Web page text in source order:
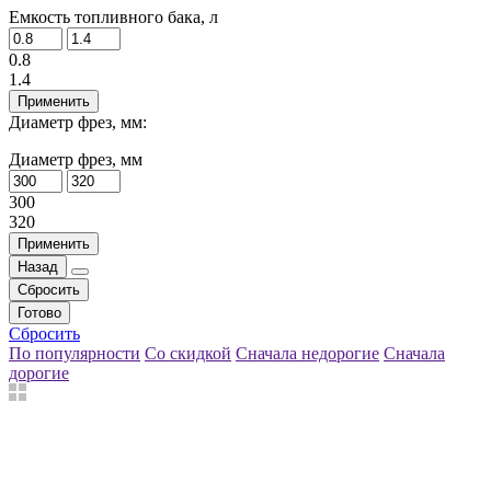
Емкость топливного бака, л
0.8
1.4
Применить
Диаметр фрез, мм:
Диаметр фрез, мм
300
320
Применить
Назад
Сбросить
Готово
Сбросить
По популярности Со скидкой Сначала недорогие Сначала
дорогие